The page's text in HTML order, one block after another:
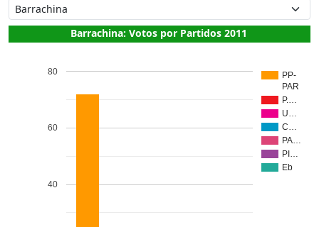
Barrachina: Votos por Partidos 2011
PP-
PAR
P.…
U…
C…
PA…
PI…
Eb
40
60
80